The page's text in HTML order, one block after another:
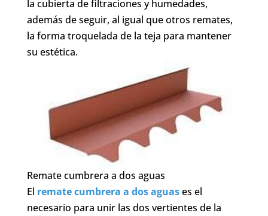
la cubierta de filtraciones y humedades,
además de seguir, al igual que otros remates,
la forma troquelada de la teja para mantener
su estética.
Remate cumbrera a dos aguas
El remate cumbrera a dos aguases el
necesario para unir las dos vertientes de la